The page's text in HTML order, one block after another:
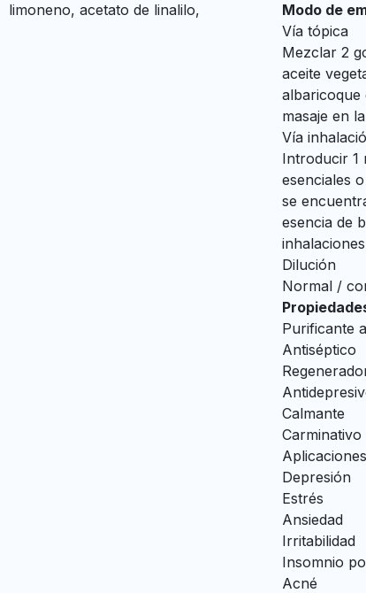
limoneno, acetato de linalilo,
Modo de
Vía tópica
Mezclar 2
aceite
albaricoque
masaje en
Vía
Introducir 1
esenciales
se
esencia de
Dilución
Normal /
Purificante
Antiséptico
Calmante
Carminativo
Depresión
Estrés
Ansiedad
Irritabilidad
Insomnio
Acné